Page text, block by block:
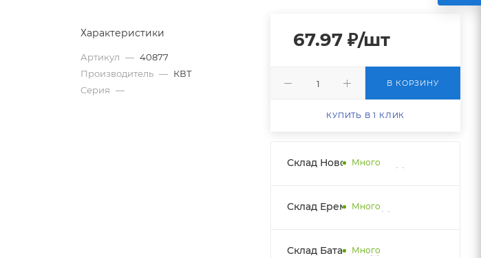
Характеристики
Артикул — 40877
Производитель — КВТ
Серия —
67.97 ₽/шт
В КОРЗИНУ
КУПИТЬ В 1 КЛИК
Склад Новобатайск НДС
Много
Склад Еременко НДС
Много
Склад Батайск НДС 1
Много